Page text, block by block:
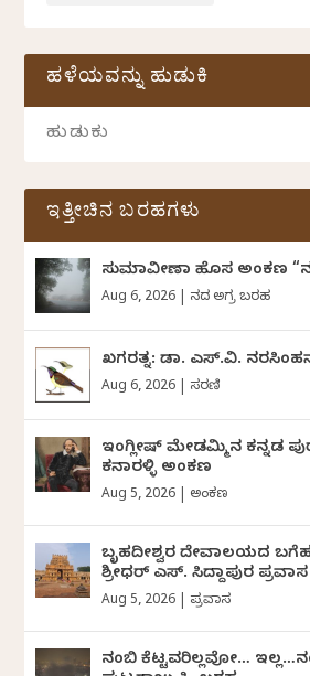
ಹಳೆಯವನ್ನು ಹುಡುಕಿ
ಇತ್ತೀಚಿನ ಬರಹಗಳು
ಸುಮಾವೀಣಾ ಹೊಸ ಅಂಕಣ
Aug 6, 2026 ದಿನದ ಅಗ್ರ ಬರಹ
ಖಗರತ್ನ: ಡಾ. ಎಸ್.ವಿ.
Aug 6, 2026 ಸರಣಿ
ಇಂಗ್ಲೀಷ್ ಮೇಡಮ್ಮಿನ ಕನ್ನಡ
ಕನಾರಳ್ಳಿ ಅಂಕಣ
Aug 5, 2026 ಅಂಕಣ
ಬೃಹದೀಶ್ವರ ದೇವಾಲಯದ
ಶ್ರೀಧರ್‌ ಎಸ್.‌ ಸಿದ್ದಾಪುರ
Aug 5, 2026 ಪ್ರವಾಸ
ನಂಬಿ ಕೆಟ್ಟವರಿಲ್ಲವೋ…